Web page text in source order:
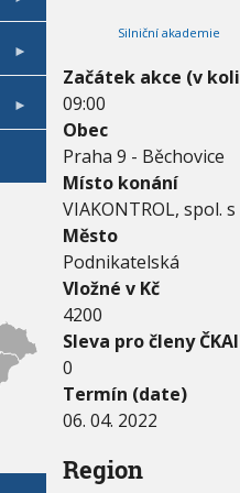
-
0
6
.
0
4
.
2
0
2
2
Silniční akademie
Začátek akce (v
09:00
Obec
Praha 9 - Běchovice
Místo konání
VIAKONTROL, spol. s
Město
Podnikatelská
Vložné v Kč
4200
Sleva pro členy
0
Termín (date)
06. 04. 2022
Region